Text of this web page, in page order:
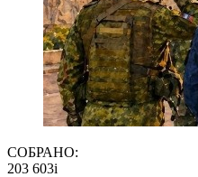
СОБРАНО:
203 603i